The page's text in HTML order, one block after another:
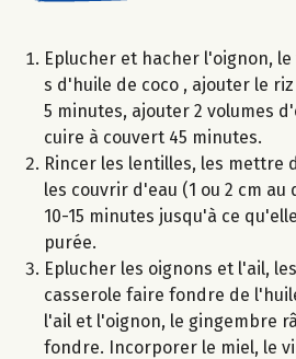
Eplucher et hacher l'oignon,
s d'huile de coco , ajouter le
5 minutes, ajouter 2 volumes
cuire à couvert 45 minutes.
Rincer les lentilles, les mettre
les couvrir d'eau (1 ou 2 cm au
10-15 minutes jusqu'à ce
purée.
Eplucher les oignons et l'ail,
casserole faire fondre de
l'ail et l'oignon, le gingembre
fondre. Incorporer le miel, le